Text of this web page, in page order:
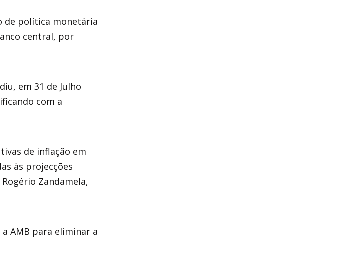
de política monetária
central, por
em 31 de Julho
com a
de inflação em
às projecções
Zandamela,
AMB para eliminar a